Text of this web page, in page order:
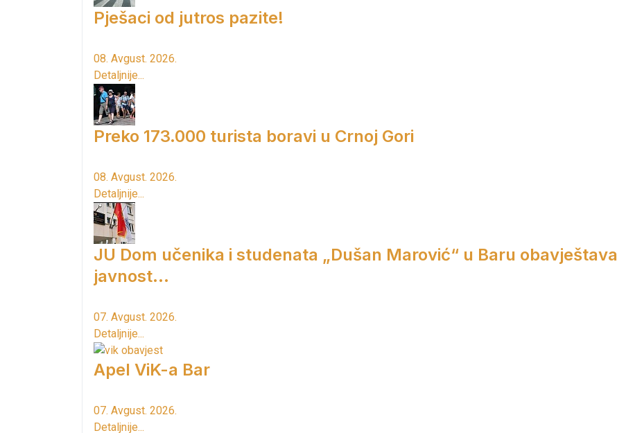
Pješaci od jutros pazite!
08. Avgust. 2026.
Detaljnije...
Preko 173.000 turista boravi u Crnoj Gori
08. Avgust. 2026.
Detaljnije...
JU Dom učenika i studenata „Dušan Marović“ u Baru obavještava
javnost...
07. Avgust. 2026.
Detaljnije...
Apel ViK-a Bar
07. Avgust. 2026.
Detaljnije...